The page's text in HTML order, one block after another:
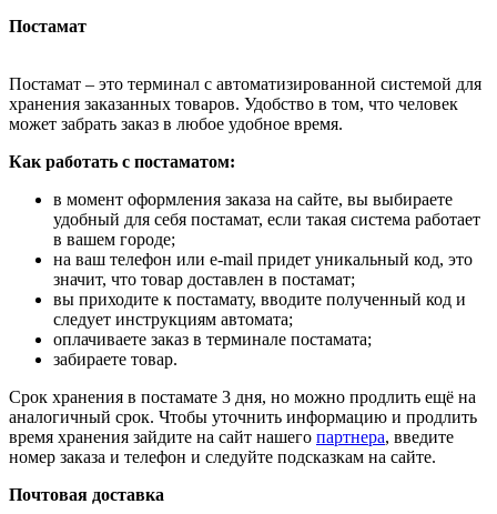
Постамат
Постамат – это терминал с автоматизированной системой для
хранения заказанных товаров. Удобство в том, что человек
может забрать заказ в любое удобное время.
Как работать с постаматом:
в момент оформления заказа на сайте, вы выбираете
удобный для себя постамат, если такая система работает
в вашем городе;
на ваш телефон или e-mail придет уникальный код, это
значит, что товар доставлен в постамат;
вы приходите к постамату, вводите полученный код и
следует инструкциям автомата;
оплачиваете заказ в терминале постамата;
забираете товар.
Срок хранения в постамате 3 дня, но можно продлить ещё на
аналогичный срок. Чтобы уточнить информацию и продлить
время хранения зайдите на сайт нашего партнера, введите
номер заказа и телефон и следуйте подсказкам на сайте.
Почтовая доставка